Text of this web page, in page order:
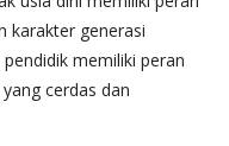
karakter generasi
memiliki peran
cerdas dan